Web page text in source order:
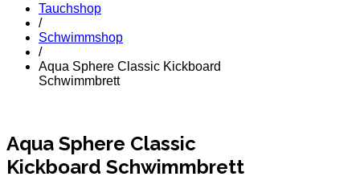
Tauchshop
/
Schwimmshop
/
Aqua Sphere Classic Kickboard
Schwimmbrett
Aqua Sphere Classic
Kickboard Schwimmbrett